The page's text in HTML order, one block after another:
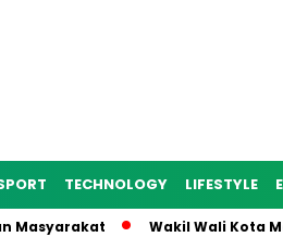
TECHNOLOGY LIFESTYLE
Wakil Wali Kota